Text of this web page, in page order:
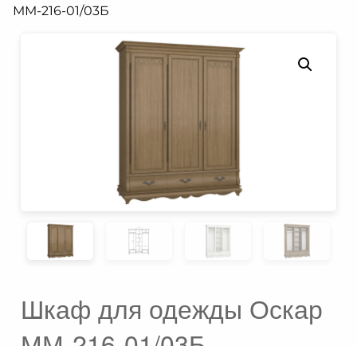
ММ-216-01/03Б
Шкаф для одежды Оскар